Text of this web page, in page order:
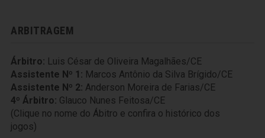
ARBITRAGEM
Árbitro: Luis César de Oliveira Magalhães/CE
Assistente Nº 1: Marcos Antônio da Silva Brígido/CE
Assistente Nº 2: Anderson Moreira de Farias/CE
4º Árbitro: Glauco Nunes Feitosa/CE
(Clique no nome do Ábitro e confira o histórico dos
jogos)